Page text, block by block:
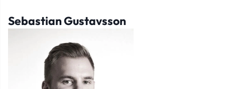
Sebastian Gustavsson